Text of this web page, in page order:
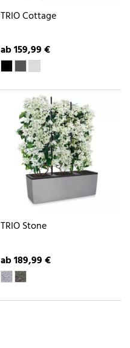
TRIO Cottage
ab 159,99 €
TRIO Stone
ab 189,99 €